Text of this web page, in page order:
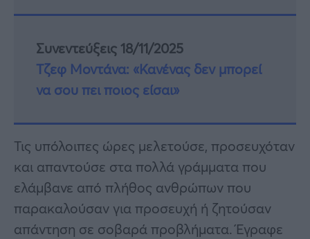
Συνεντεύξεις 18/11/2025
Τζεφ Μοντάνα: «Κανένας δεν μπορεί
να σου πει ποιος είσαι»
Τις υπόλοιπες ώρες μελετούσε, προσευχόταν
και απαντούσε στα πολλά γράμματα που
ελάμβανε από πλήθος ανθρώπων που
παρακαλούσαν για προσευχή ή ζητούσαν
απάντηση σε σοβαρά προβλήματα. Έγραφε